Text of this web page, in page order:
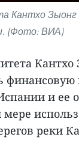
Кантхо Зыонг
(Фото: ВИА)
и ее
реки